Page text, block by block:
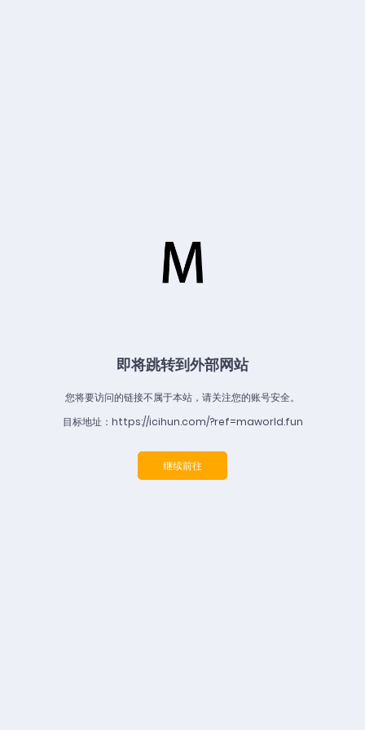
即将跳转到外部网站
您将要访问的链接不属于本站，请关注您的账号安全。
目标地址：https://icihun.com/?ref=maworld.fun
继续前往